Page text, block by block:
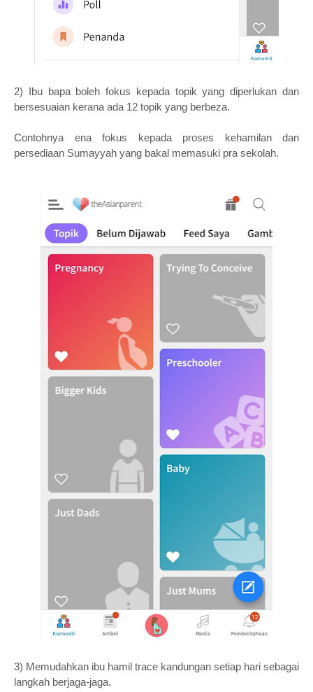
2) Ibu bapa boleh fokus kepada topik yang diperlukan dan
bersesuaian kerana ada 12 topik yang berbeza.
Contohnya ena fokus kepada proses kehamilan dan
persediaan Sumayyah yang bakal memasuki pra sekolah.
3) Memudahkan ibu hamil trace kandungan setiap hari sebagai
langkah berjaga-jaga.